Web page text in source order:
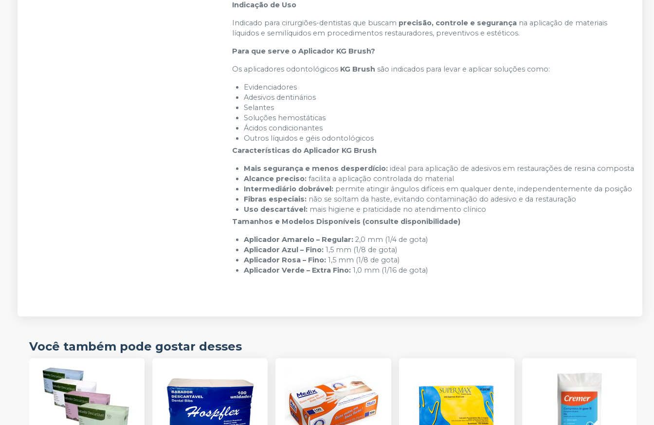
Indicação de Uso
Indicado para cirurgiões-dentistas que buscam precisão, controle e segurança na aplicação de materiais
líquidos e semilíquidos em procedimentos restauradores, preventivos e estéticos.
Para que serve o Aplicador KG Brush?
Os aplicadores odontológicos KG Brush são indicados para levar e aplicar soluções como:
Evidenciadores
Adesivos dentinários
Selantes
Soluções hemostáticas
Ácidos condicionantes
Outros líquidos e géis odontológicos
Características do Aplicador KG Brush
Mais segurança e menos desperdício: ideal para aplicação de adesivos em restaurações de resina composta
Alcance preciso: facilita a aplicação controlada do material
Intermediário dobrável: permite atingir ângulos difíceis em qualquer dente, independentemente da posição
Fibras especiais: não se soltam da haste, evitando contaminação do adesivo e da restauração
Uso descartável: mais higiene e praticidade no atendimento clínico
Tamanhos e Modelos Disponíveis (consulte disponibilidade)
Aplicador Amarelo – Regular: 2,0 mm (1/4 de gota)
Aplicador Azul – Fino: 1,5 mm (1/8 de gota)
Aplicador Rosa – Fino: 1,5 mm (1/8 de gota)
Aplicador Verde – Extra Fino: 1,0 mm (1/16 de gota)
Você também pode gostar desses